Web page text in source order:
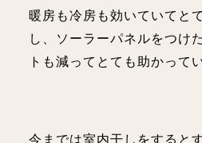
暖房も冷房も効いていてと
し、ソーラーパネルをつけ
トも減ってとても助かって
今までは室内干しをすると